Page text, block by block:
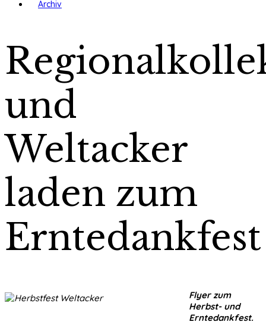
Archiv
und
Weltacker
laden zum
Erntedankfest
Flyer zum
Herbst- und
Erntedankfest.